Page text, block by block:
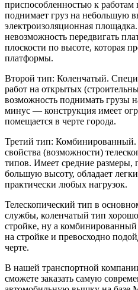
приспособленностью к работам
поднимает груз на небольшую
электроизоляционная
невозможность передвигать
плоскости по высоте, которая
платформы.
Второй тип: Коленчатый.
работ на открытых
возможность поднимать грузы
минус — конструкция имеет
помещается в черте города.
Третий тип: Комбинированный.
свойства (возможности)
типов. Имеет средние размеры,
большую высоту, обладает
практически любых нагрузок.
Телескопический тип в
службы, коленчатый тип
стройке, ну а
на стройке и превосходно
черте.
В нашей транспортной
сможете заказать самую